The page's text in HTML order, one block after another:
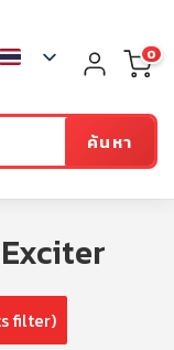
ค้นหา
0
filter)